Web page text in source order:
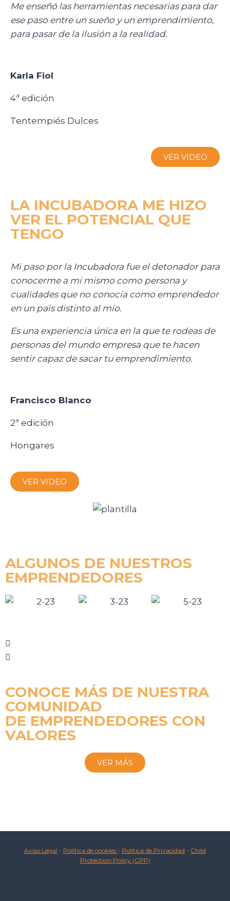
Me enseñó las herramientas necesarias para dar
ese paso entre un sueño y un emprendimiento,
para pasar de la ilusión a la realidad.
Karla Fiol
4ª edición
Tentempiés Dulces
VER VIDEO
LA INCUBADORA ME HIZO
VER EL POTENCIAL QUE
TENGO
Mi paso por la Incubadora fue el detonador para
conocerme a mi mismo como persona y
cualidades que no conocía como emprendedor
en un país distinto al mío.
Es una experiencia única en la que te rodeas de
personas del mundo empresa que te hacen
sentir capaz de sacar tu emprendimiento.
Francisco Blanco
2ª edición
Hongares
VER VIDEO
ALGUNOS DE NUESTROS
EMPRENDEDORES
CONOCE MÁS DE NUESTRA
COMUNIDAD
DE EMPRENDEDORES CON
VALORES
VER MÁS
Aviso Legal - Política de cookies - Política de Privacidad - Child
Protection Policy (CPP)